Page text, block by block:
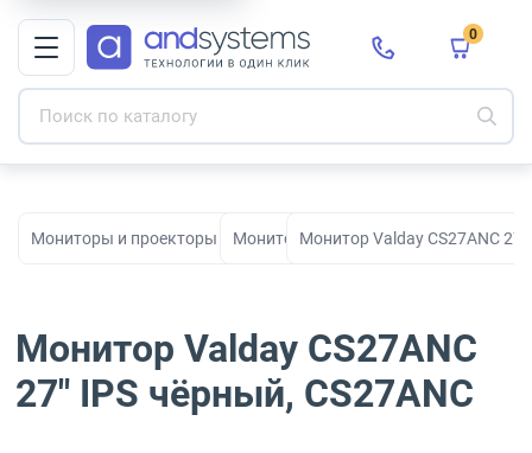
0
Мониторы и проекторы для офиса, дома и бизнеса
МониторыМонитор Valday CS27ANC
Монитор Valday CS27ANC
27" IPS чёрный, CS27ANC